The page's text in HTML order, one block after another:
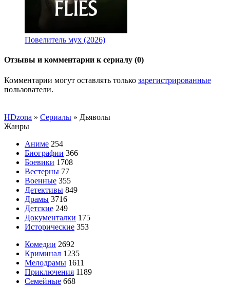
Повелитель мух (2026)
Отзывы и комментарии к сериалу (0)
Комментарии могут оставлять только зарегистрированные
пользователи.
HDzona » Сериалы » Дьяволы
Жанры
Аниме 254
Биографии 366
Боевики 1708
Вестерны 77
Военные 355
Детективы 849
Драмы 3716
Детские 249
Документалки 175
Исторические 353
Комедии 2692
Криминал 1235
Мелодрамы 1611
Приключения 1189
Семейные 668